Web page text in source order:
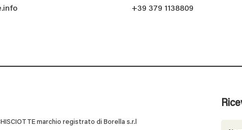
+39 379 1138809
marchio registrato di Borella s.r.l